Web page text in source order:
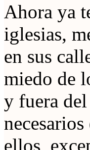
Ahora ya
iglesias,
en sus
miedo de
y fuera
ellos,